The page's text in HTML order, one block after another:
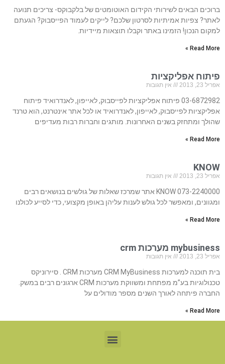
ברוכים הבאים לשירותי הקידום האוטומטים של בלקבוקס- צריכים תנועה
לאתר? צפיות אמיתיות לסרטון שלכם? לייקים לעמוד הפייסבוק? הגעתם
למקום הנכון! הזמינו באתר וקבלו תוצאות מיידיות.
Read More »
פיתוח אפליקציות
אפריל 23, 2013 אין תגובות
03-6872982 פיתוח אפליקציות לפייסבוק, לאייפון, לאנדרואיד פיתוח
אפליקציות לפייסבוק, לאייפון, לאנדרואיד או לכל אתר אינטרנט, הוא טרנד
שהולך ומתחזק בשנים האחרונות. מותגים וחברות רבות מעדיפים
Read More »
KNOW
אפריל 23, 2013 אין תגובות
073-2240000 KNOW אתר שמרכז שאלות של גולשים בנושאים רבים
ומגוונים, ומאפשר לכל גולש לענות עליהן באופן מקצועי, כדי לסייע לכולנו
Read More »
mybusiness מערכות crm
אפריל 23, 2013 אין תגובות
בית תוכנה למערכות CRM MyBusiness מערכות CRM . סיירוניקס
טכנולוגיות בע”מ מפתחת ומשווקת מערכות CRM ארגונים רבים במשק.
החברה פיתחה לאורך השנים מספר מודולים על
Read More »